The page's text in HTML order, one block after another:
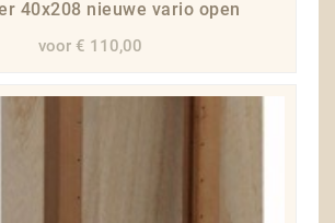
40x208 nieuwe vario open
voor € 110,00